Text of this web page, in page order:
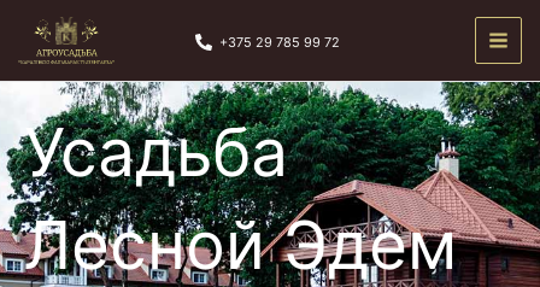
содержимому
+375 29 785 99 72
Усадьба
Лесной Эдем